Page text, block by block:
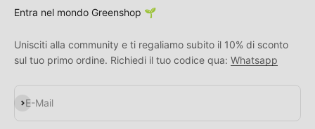
Entra nel mondo Greenshop 🌱
Unisciti alla community e ti regaliamo subito il 10% di sconto
sul tuo primo ordine. Richiedi il tuo codice qua: Whatsapp
E-Mail
Abonnieren